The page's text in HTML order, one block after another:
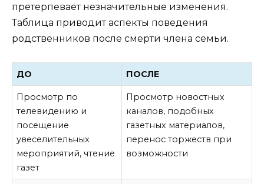
претерпевает незначительные изменения.
Таблица приводит аспекты поведения
родственников после смерти члена семьи.
ДО ПОСЛЕ
Просмотр по
телевидению и
посещение
увеселительных
мероприятий, чтение
газет
Просмотр новостных
каналов, подобных
газетных материалов,
перенос торжеств при
возможности